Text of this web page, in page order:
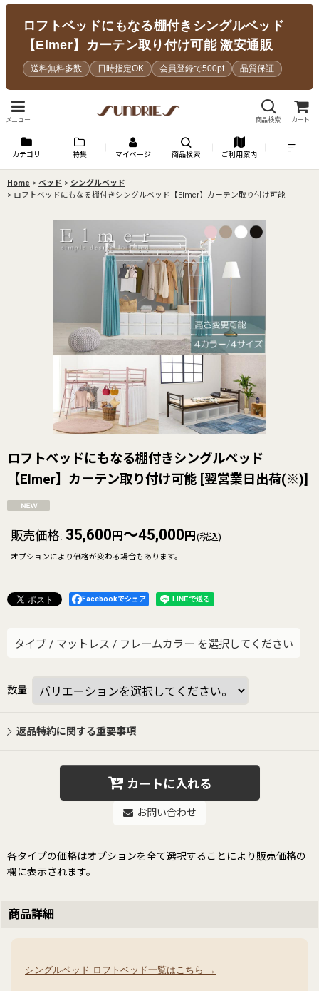
ロフトベッドにもなる棚付きシングルベッド
【Elmer】カーテン取り付け可能 激安通販
送料無料多数 日時指定OK 会員登録で500pt 品質保証
メニュー 商品検索 カート
カテゴリ 特集 マイページ 商品検索 ご利用案内
Home > ベッド > シングルベッド
> ロフトベッドにもなる棚付きシングルベッド【Elmer】カーテン取り付け可能
ロフトベッドにもなる棚付きシングルベッド
【Elmer】カーテン取り付け可能 [翌営業日出荷(※)]
販売価格: 35,600 円 ～45,000 円 (税込)
オプションにより価格が変わる場合もあります。
Facebookでシェア
タイプ / マットレス / フレームカラー を選択してください
数量:
返品特約に関する重要事項
カートに入れる
お問い合わせ
各タイプの価格はオプションを全て選択することにより販売価格の
欄に表示されます。
商品詳細
シングルベッド ロフトベッド一覧はこちら →